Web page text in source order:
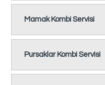
Mamak Kombi Servisi
Pursaklar Kombi Servisi